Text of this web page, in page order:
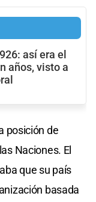
así era el
años, visto a
posición de
Naciones. El
que su país
basada